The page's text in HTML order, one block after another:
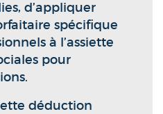
d’appliquer
spécifique
à l’assiette
pour
déduction